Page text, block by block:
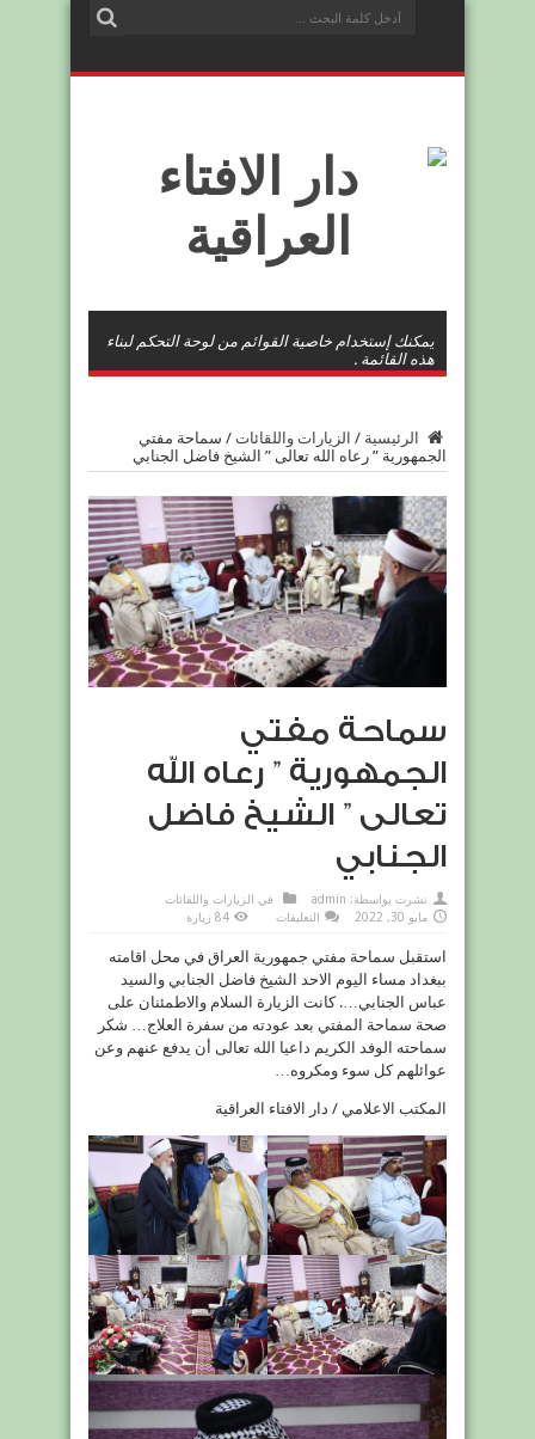
يمكنك إستخدام خاصية القوائم من لوحة التحكم لبناء
هذه القائمة .
الرئيسية / الزيارات واللقائات / سماحة مفتي
الجمهورية ” رعاه الله تعالى ” الشيخ فاضل الجنابي
سماحة مفتي
الجمهورية ” رعاه الله
تعالى ” الشيخ فاضل
الجنابي
نشرت بواسطة: admin في الزيارات واللقائات
مايو 30, 2022
التعليقات
الجمهورية
”
رعاه
الله
تعالى
الشيخ
فاضل
84 زيارة
استقبل سماحة مفتي جمهورية العراق في محل اقامته
ببغداد مساء اليوم الاحد الشيخ فاضل الجنابي والسيد
عباس الجنابي…. كانت الزيارة السلام والاطمئنان على
صحة سماحة المفتي بعد عودته من سفرة العلاج… شكر
سماحته الوفد الكريم داعيا الله تعالى أن يدفع عنهم وعن
عوائلهم كل سوء ومكروه…
المكتب الاعلامي / دار الافتاء العراقية